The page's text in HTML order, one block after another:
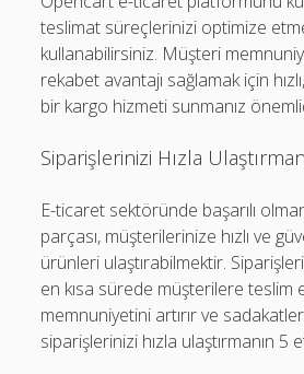
teslimat süreçlerinizi optimize
kullanabilirsiniz. Müşteri
rekabet avantajı sağlamak için
bir kargo hizmeti sunmanız
Siparişlerinizi Hızla
E-ticaret sektöründe başarılı
parçası, müşterilerinize hızlı ve
ürünleri ulaştırabilmektir.
en kısa sürede müşterilere teslim
memnuniyetini artırır ve
siparişlerinizi hızla ulaştırmanın 5